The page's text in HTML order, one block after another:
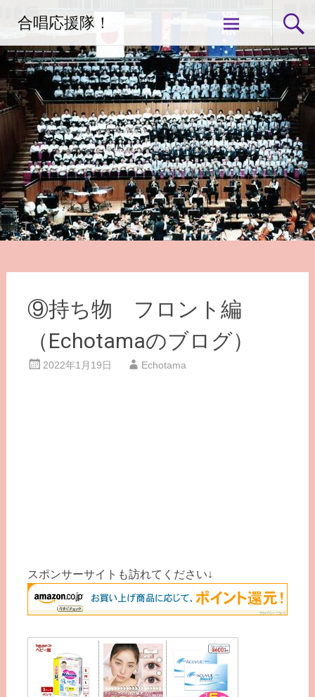
ン
ツ
へ
ス
合唱応援隊！
⑨持ち物 フロント編
（Echotamaのブログ）
2022年1月19日 Echotama
スポンサーサイトも訪れてください↓